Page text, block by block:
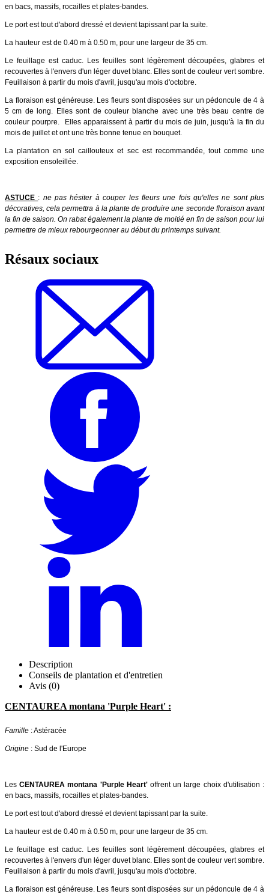
en bacs, massifs, rocailles et plates-bandes.
Le port est tout d'abord dressé et devient tapissant par la suite.
La hauteur est de 0.40 m à 0.50 m, pour une largeur de 35 cm.
Le feuillage est caduc. Les feuilles sont légèrement découpées, glabres et
recouvertes à l'envers d'un léger duvet blanc. Elles sont de couleur vert sombre.
Feuillaison à partir du mois d'avril, jusqu'au mois d'octobre.
La floraison est généreuse. Les fleurs sont disposées sur un pédoncule de 4 à
5 cm de long. Elles sont de couleur blanche avec une très beau centre de
couleur pourpre. Elles apparaissent à partir du mois de juin, jusqu'à la fin du
mois de juillet et ont une très bonne tenue en bouquet.
La plantation en sol caillouteux et sec est recommandée, tout comme une
exposition ensoleillée.
ASTUCE : ne pas hésiter à couper les fleurs une fois qu'elles ne sont plus
décoratives, cela permettra à la plante de produire une seconde floraison avant
la fin de saison. On rabat également la plante de moitié en fin de saison pour lui
permettre de mieux rebourgeonner au début du printemps suivant.
Résaux sociaux
Description
Conseils de plantation et d'entretien
Avis (0)
CENTAUREA montana 'Purple Heart' :
Famille : Astéracée
Origine : Sud de l'Europe
Les CENTAUREA montana 'Purple Heart' offrent un large choix d'utilisation :
en bacs, massifs, rocailles et plates-bandes.
Le port est tout d'abord dressé et devient tapissant par la suite.
La hauteur est de 0.40 m à 0.50 m, pour une largeur de 35 cm.
Le feuillage est caduc. Les feuilles sont légèrement découpées, glabres et
recouvertes à l'envers d'un léger duvet blanc. Elles sont de couleur vert sombre.
Feuillaison à partir du mois d'avril, jusqu'au mois d'octobre.
La floraison est généreuse. Les fleurs sont disposées sur un pédoncule de 4 à